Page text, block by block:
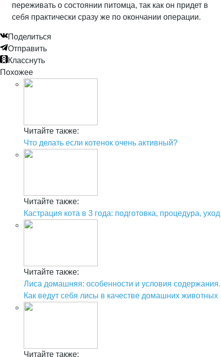
переживать о состоянии питомца, так как он придет в
себя практически сразу же по окончании операции.
Поделиться
Отправить
Класснуть
Похожее
Читайте также:
Что делать если котенок очень активный?
Читайте также:
Кастрация кота в 3 года: подготовка, процедура, уход
Читайте также:
Лиса домашняя: особенности и условия содержания.
Как ведут себя лисы в качестве домашних животных
Читайте также: